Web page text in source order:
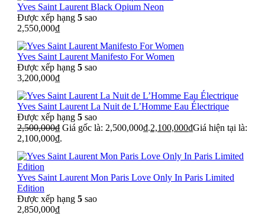
Yves Saint Laurent Black Opium Neon
Được xếp hạng 5 sao
2,550,000₫
Yves Saint Laurent Manifesto For Women
Được xếp hạng 5 sao
3,200,000₫
Yves Saint Laurent La Nuit de L’Homme Eau Électrique
Được xếp hạng 5 sao
2,500,000₫ Giá gốc là: 2,500,000₫.2,100,000₫Giá hiện tại là:
2,100,000₫.
Yves Saint Laurent Mon Paris Love Only In Paris Limited
Edition
Được xếp hạng 5 sao
2,850,000₫